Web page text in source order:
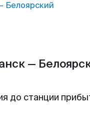
Белоярский
—
до станции